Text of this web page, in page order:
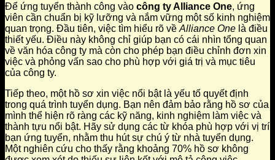
Để ứng tuyển thành công vào công ty Alliance One, ứng
viên cần chuẩn bị kỹ lưỡng và nắm vững một số kinh nghiệm
quan trọng. Đầu tiên, việc tìm hiểu rõ về Alliance One là điều
thiết yếu. Điều này không chỉ giúp bạn có cái nhìn tổng quan
về văn hóa công ty mà còn cho phép bạn điều chỉnh đơn xin
việc và phỏng vấn sao cho phù hợp với giá trị và mục tiêu
của công ty.
Tiếp theo, một hồ sơ xin việc nổi bật là yếu tố quyết định
trong quá trình tuyển dụng. Bạn nên đảm bảo rằng hồ sơ của
mình thể hiện rõ ràng các kỹ năng, kinh nghiệm làm việc và
thành tựu nổi bật. Hãy sử dụng các từ khóa phù hợp với vị trí
bạn ứng tuyển, nhằm thu hút sự chú ý từ nhà tuyển dụng.
Một nghiên cứu cho thấy rằng khoảng 70% hồ sơ không